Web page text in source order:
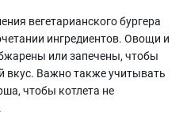
вегетарианского бургера
ингредиентов. Овощи и
или запечены, чтобы
Важно также учитывать
чтобы котлета не